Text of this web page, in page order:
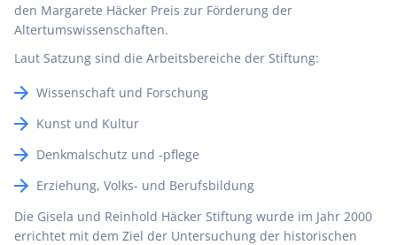
den Margarete Häcker Preis zur Förderung der
Altertumswissenschaften.
Laut Satzung sind die Arbeitsbereiche der Stiftung:
Wissenschaft und Forschung
Kunst und Kultur
Denkmalschutz und -pflege
Erziehung, Volks- und Berufsbildung
Die Gisela und Reinhold Häcker Stiftung wurde im Jahr 2000
errichtet mit dem Ziel der Untersuchung der historischen